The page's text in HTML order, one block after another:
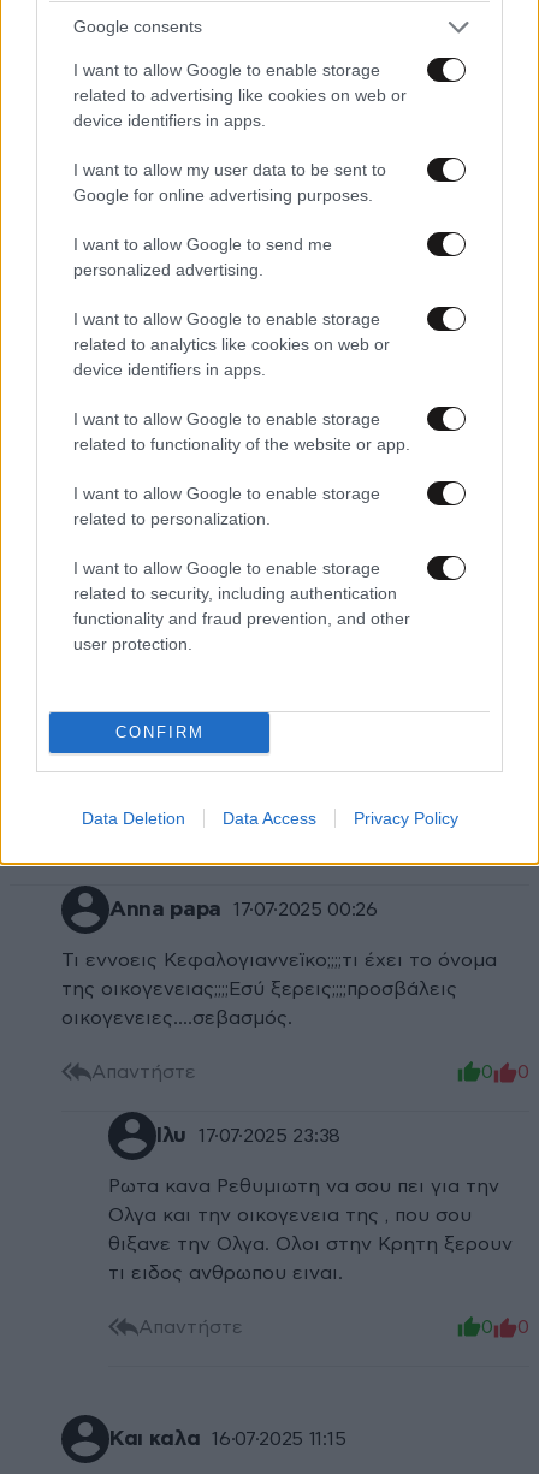
Google consents
I want to allow Google to enable storage
related to advertising like cookies on web or
device identifiers in apps.
I want to allow my user data to be sent to
Google for online advertising purposes.
I want to allow Google to send me
personalized advertising.
I want to allow Google to enable storage
related to analytics like cookies on web or
device identifiers in apps.
I want to allow Google to enable storage
related to functionality of the website or app.
I want to allow Google to enable storage
related to personalization.
I want to allow Google to enable storage
related to security, including authentication
functionality and fraud prevention, and other
user protection.
CONFIRM
Data Deletion Data Access Privacy Policy
Υπάρχει ένα λαϊκό τραγούδι : ΜΗΝ ΜΙΛΑΣ δεν είναι
…..πολύ σοφό τραγούδι ….
τι να πω 15·07·2025 22:51
Απαντήστε
Καλά, δεν ήξερες
Anna papa 17·07·2025 00:26
Τι εννοεις Κεφαλογιαννεϊκο;;;;τι έχει το όνομα
της οικογενειας;;;;Εσύ ξερεις;;;;προσβάλεις
οικογενειες....σεβασμός.
Απαντήστε 0 0
Ιλυ 17·07·2025 23:38
Ρωτα κανα Ρεθυμιωτη να σου πει για την
Ολγα και την οικογενεια της , που σου
θιξανε την Ολγα. Ολοι στην Κρητη ξερουν
τι ειδος ανθρωπου ειναι.
Απαντήστε 0 0
Και καλα 16·07·2025 11:15